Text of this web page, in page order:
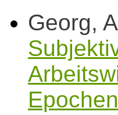
Georg,